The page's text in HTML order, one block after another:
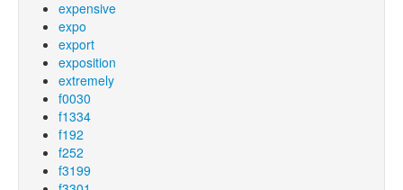
expensive
expo
export
exposition
extremely
f0030
f1334
f192
f252
f3199